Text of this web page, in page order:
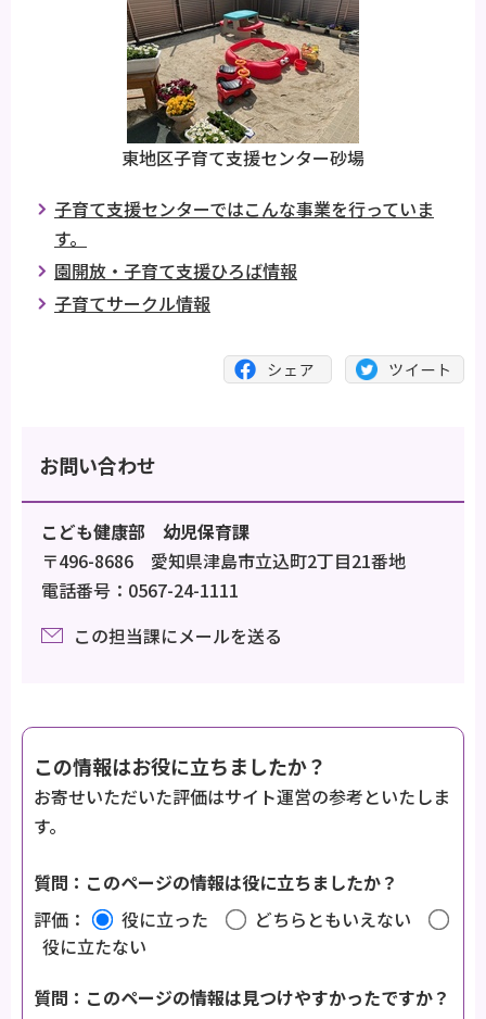
東地区子育て支援センター砂場
子育て支援センターではこんな事業を行っていま
す。
園開放・子育て支援ひろば情報
子育てサークル情報
お問い合わせ
こども健康部 幼児保育課
〒496-8686 愛知県津島市立込町2丁目21番地
電話番号：0567-24-1111
この担当課にメールを送る
この情報はお役に立ちましたか？
お寄せいただいた評価はサイト運営の参考といたしま
す。
質問：このページの情報は役に立ちましたか？
評価：
役に立った
どちらともいえない
役に立たない
質問：このページの情報は見つけやすかったですか？